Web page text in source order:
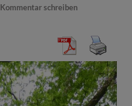
Kommentar schreiben